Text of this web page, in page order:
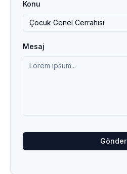
Konu
Çocuk Genel Cerrahisi
Mesaj
Gönder